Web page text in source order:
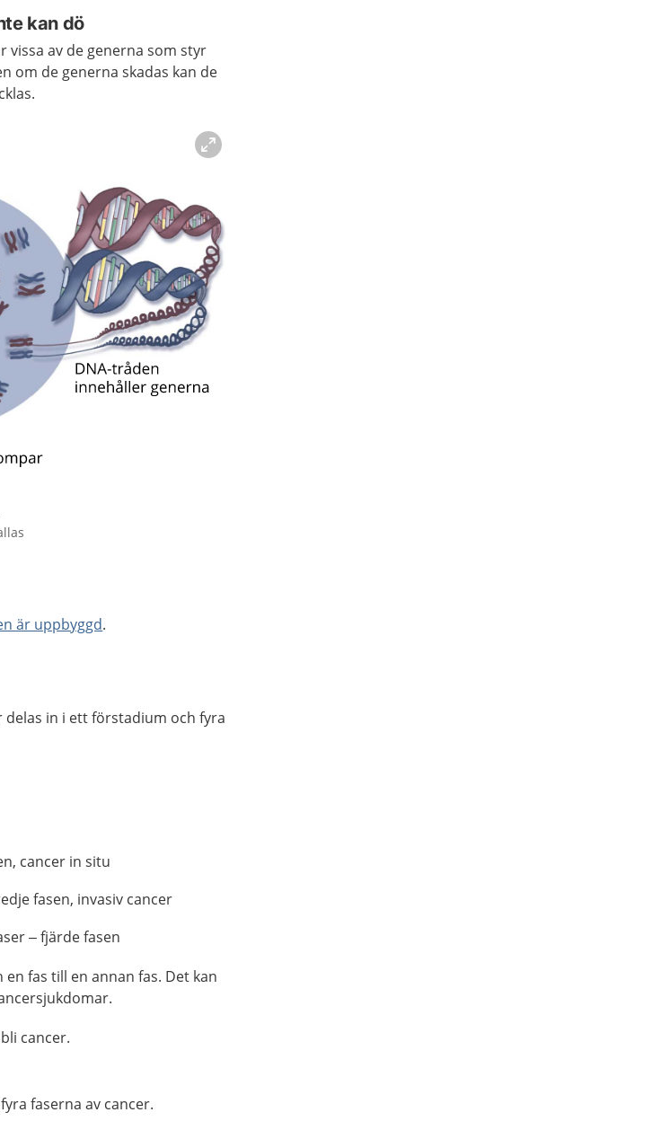
kan dö
vissa av de generna som styr
om de generna skadas kan de
är uppbyggd.
in i ett förstadium och fyra
cancer in situ
fasen, invasiv cancer
– fjärde fasen
fas till en annan fas. Det kan
cancer.
faserna av cancer.